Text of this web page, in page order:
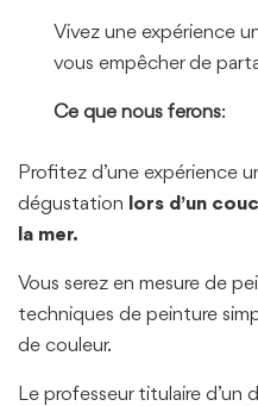
Vivez une expérience
vous empêcher de
Ce que nous ferons:
Profitez d’une expérience
dégustation lors d’un
la mer.
Vous serez en mesure de
techniques de peinture
de couleur.
Le professeur titulaire